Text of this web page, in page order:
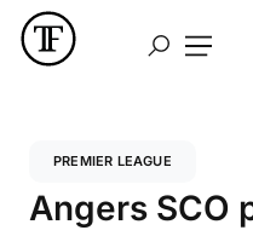
PREMIER LEAGUE
Angers SCO